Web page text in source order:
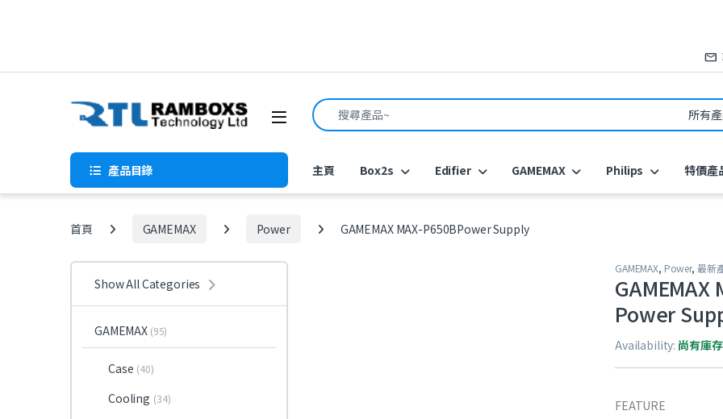
Open Search for:
產品目錄 主頁 Box2s Edifier GAMEMAX Philips 特價產
首頁 GAMEMAX Power GAMEMAX MAX-P650BPower Supply
GAMEMAX, Power, 最新
GAMEMAX
Power
Availability: 尚有庫存
FEATURE
Show All Categories
GAMEMAX (95)
Case (40)
Cooling (34)